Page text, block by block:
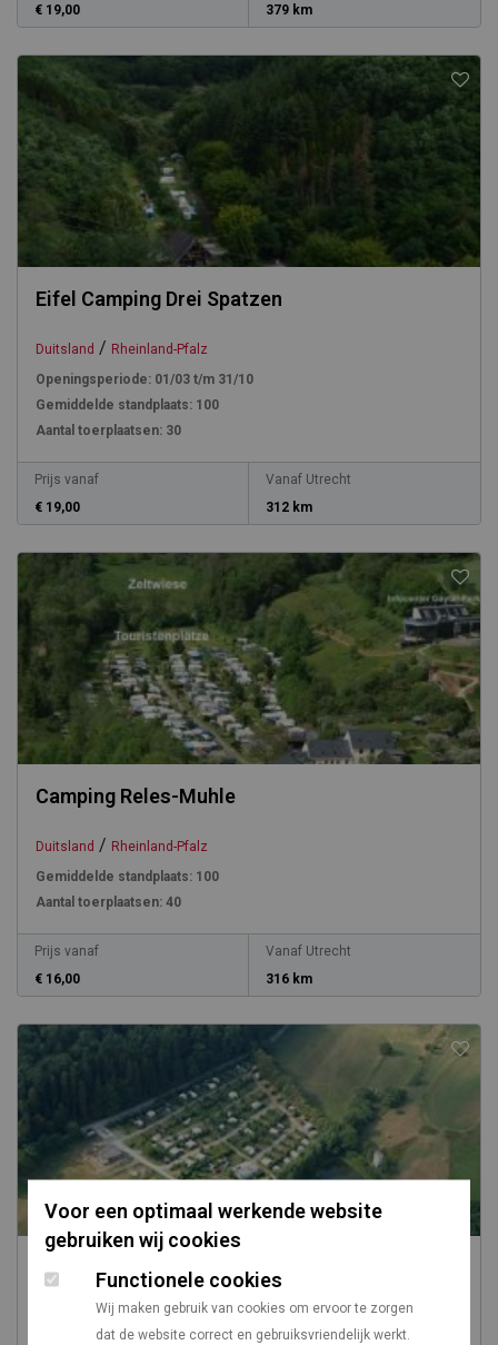
Voor een optimaal werkende website
gebruiken wij cookies
Functionele cookies
Wij maken gebruik van cookies om ervoor te zorgen
dat de website correct en gebruiksvriendelijk werkt.
€ 19,00
379 km
Eifel Camping Drei Spatzen
Duitsland / Rheinland-Pfalz
Openingsperiode: 01/03 t/m 31/10
Gemiddelde standplaats: 100
Aantal toerplaatsen: 30
Prijs vanaf
€ 19,00
Vanaf Utrecht
312 km
Camping Reles-Muhle
Duitsland / Rheinland-Pfalz
Gemiddelde standplaats: 100
Aantal toerplaatsen: 40
Prijs vanaf
€ 16,00
Vanaf Utrecht
316 km
Campingpark Waldwiesen
/Rheinland-Pfalz